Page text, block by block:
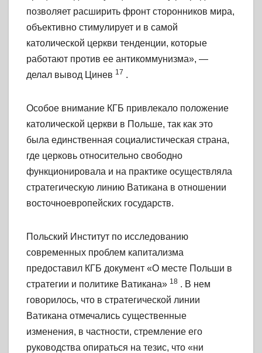
позволяет расширить фронт сторонников мира,
объективно стимулирует и в самой
католической церкви тенденции, которые
работают против ее антикоммунизма», —
делал вывод Цинев 17 .
Особое внимание КГБ привлекало положение
католической церкви в Польше, так как это
была единственная социалистическая страна,
где церковь относительно свободно
функционировала и на практике осуществляла
стратегическую линию Ватикана в отношении
восточноевропейских государств.
Польский Институт по исследованию
современных проблем капитализма
предоставил КГБ документ «О месте Польши в
стратегии и политике Ватикана» 18 . В нем
говорилось, что в стратегической линии
Ватикана отмечались существенные
изменения, в частности, стремление его
руководства опираться на тезис, что «ни